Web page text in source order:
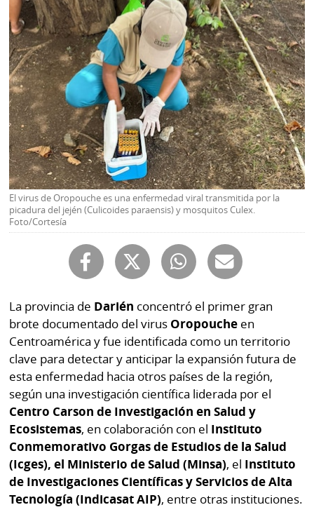
E-
Paper
Buscador
Comunicados
Catálogos
Lotería
Kiosko
digital
Luctuosas
Contenido
de
marcas
RSS
Temas
Autores
Notas
al
lector
Buenas
prácticas
OTROS
SITIOS
Metro
por
Metro
Tienda
Panamá
Tus
Tiquetes
Diario
Ellas
Club
La
Prensa
El virus de Oropouche es una enfermedad viral transmitida por la
picadura del jején (Culicoides paraensis) y mosquitos Culex.
Foto/Cortesía
La provincia de Darién concentró el primer gran
brote documentado del virus Oropouche en
Centroamérica y fue identificada como un territorio
clave para detectar y anticipar la expansión futura de
esta enfermedad hacia otros países de la región,
según una investigación científica liderada por el
Centro Carson de Investigación en Salud y
Ecosistemas, en colaboración con el Instituto
Conmemorativo Gorgas de Estudios de la Salud
(Icges), el Ministerio de Salud (Minsa), el Instituto
de Investigaciones Científicas y Servicios de Alta
Tecnología (Indicasat AIP), entre otras instituciones.